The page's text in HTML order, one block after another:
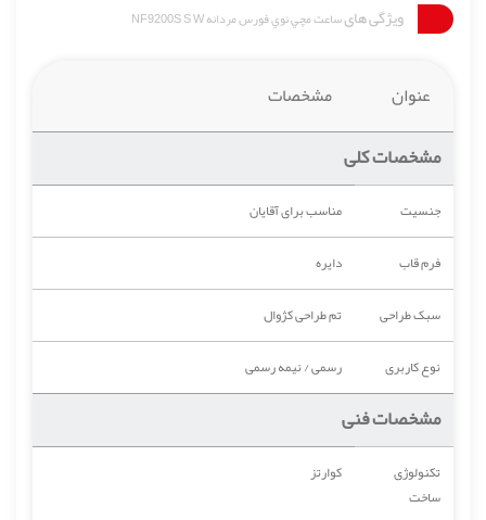
ویژگی هایساعت مچي نوي فورس مردانه NF9200S S W
عنوان مشخصات
مشخصات کلی
جنسیت
مناسب برای آقایان
فرم قاب
دایره
سبک طراحی
تم طراحی کژوال
نوع کاربری
رسمی / نیمه رسمی
مشخصات فنی
تکنولوژی
ساخت
کوارتز